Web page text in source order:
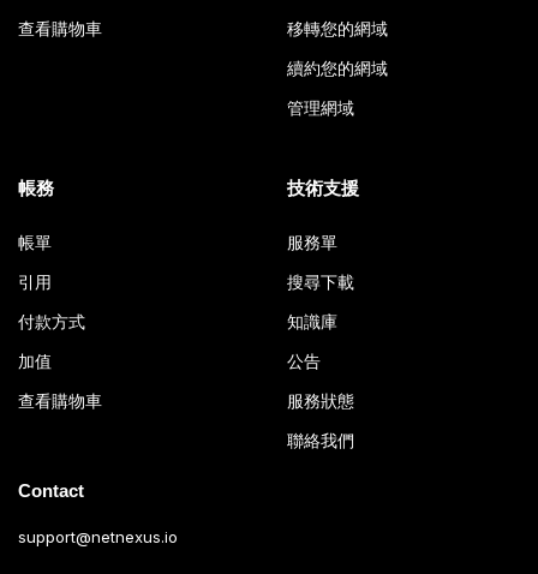
查看購物車 移轉您的網域
續約您的網域
管理網域
帳務
帳單
引用
付款方式
加值
查看購物車
技術支援
服務單
搜尋下載
知識庫
公告
服務狀態
聯絡我們
Contact
support@netnexus.io